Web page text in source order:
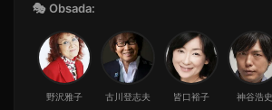
🎭 Obsada:
野沢雅子 古川登志夫 皆口裕子 神谷浩史